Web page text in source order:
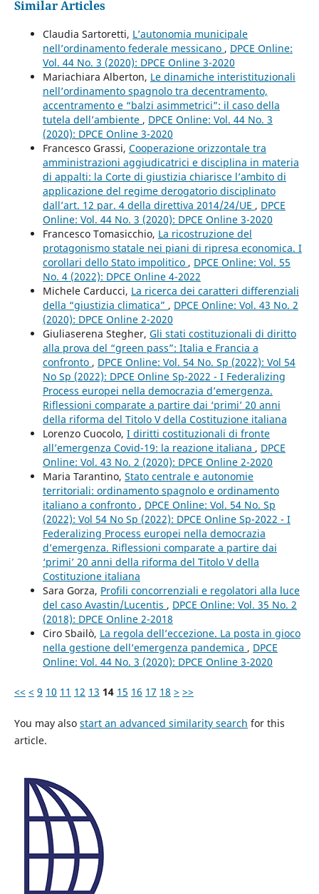
Similar Articles
Claudia Sartoretti, L’autonomia municipale
nell’ordinamento federale messicano , DPCE Online:
Vol. 44 No. 3 (2020): DPCE Online 3-2020
Mariachiara Alberton, Le dinamiche interistituzionali
nell’ordinamento spagnolo tra decentramento,
accentramento e “balzi asimmetrici”: il caso della
tutela dell’ambiente , DPCE Online: Vol. 44 No. 3
(2020): DPCE Online 3-2020
Francesco Grassi, Cooperazione orizzontale tra
amministrazioni aggiudicatrici e disciplina in materia
di appalti: la Corte di giustizia chiarisce l’ambito di
applicazione del regime derogatorio disciplinato
dall’art. 12 par. 4 della direttiva 2014/24/UE , DPCE
Online: Vol. 44 No. 3 (2020): DPCE Online 3-2020
Francesco Tomasicchio, La ricostruzione del
protagonismo statale nei piani di ripresa economica. I
corollari dello Stato impolitico , DPCE Online: Vol. 55
No. 4 (2022): DPCE Online 4-2022
Michele Carducci, La ricerca dei caratteri differenziali
della “giustizia climatica” , DPCE Online: Vol. 43 No. 2
(2020): DPCE Online 2-2020
Giuliaserena Stegher, Gli stati costituzionali di diritto
alla prova del “green pass”: Italia e Francia a
confronto , DPCE Online: Vol. 54 No. Sp (2022): Vol 54
No Sp (2022): DPCE Online Sp-2022 - I Federalizing
Process europei nella democrazia d’emergenza.
Riflessioni comparate a partire dai ‘primi’ 20 anni
della riforma del Titolo V della Costituzione italiana
Lorenzo Cuocolo, I diritti costituzionali di fronte
all’emergenza Covid-19: la reazione italiana , DPCE
Online: Vol. 43 No. 2 (2020): DPCE Online 2-2020
Maria Tarantino, Stato centrale e autonomie
territoriali: ordinamento spagnolo e ordinamento
italiano a confronto , DPCE Online: Vol. 54 No. Sp
(2022): Vol 54 No Sp (2022): DPCE Online Sp-2022 - I
Federalizing Process europei nella democrazia
d’emergenza. Riflessioni comparate a partire dai
‘primi’ 20 anni della riforma del Titolo V della
Costituzione italiana
Sara Gorza, Profili concorrenziali e regolatori alla luce
del caso Avastin/Lucentis , DPCE Online: Vol. 35 No. 2
(2018): DPCE Online 2-2018
Ciro Sbailò, La regola dell’eccezione. La posta in gioco
nella gestione dell’emergenza pandemica , DPCE
Online: Vol. 44 No. 3 (2020): DPCE Online 3-2020
<< < 9 10 11 12 13 14 15 16 17 18 > >>
You may also start an advanced similarity search for this
article.